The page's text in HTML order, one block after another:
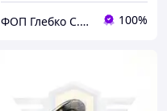
ФОП Глебко С.Ю. 100%